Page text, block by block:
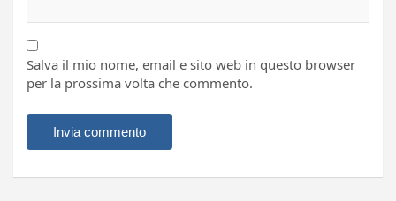
Salva il mio nome, email e sito web in questo browser
per la prossima volta che commento.